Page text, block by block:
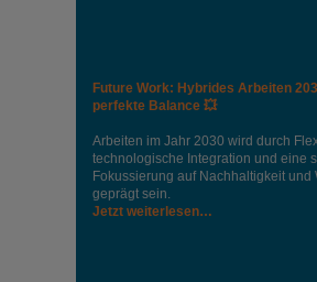
Future Work: Hybrides Arbeiten
perfekte Balance 💥
Arbeiten im Jahr 2030 wird durch
technologische Integration und eine
Fokussierung auf Nachhaltigkeit und
geprägt sein.
Jetzt weiterlesen…